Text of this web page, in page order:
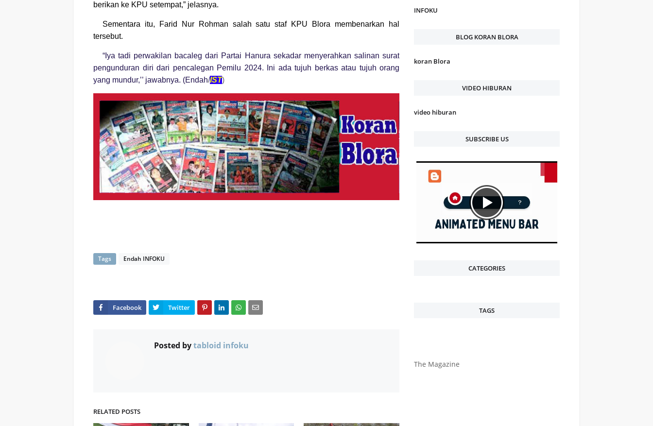
berikan ke KPU setempat,” jelasnya.
Sementara itu, Farid Nur Rohman salah satu staf KPU Blora membenarkan hal
tersebut.
“Iya tadi perwakilan bacaleg dari Partai Hanura sekadar menyerahkan salinan surat
pengunduran diri dari pencalegan Pemilu 2024. Ini ada tujuh berkas atau tujuh orang
yang mundur,’’ jawabnya. (Endah/IST)
Tags Endah INFOKU
Posted bytabloid infoku
RELATED POSTS
INFOKU
BLOG KORAN BLORA
koran Blora
VIDEO HIBURAN
video hiburan
SUBSCRIBE US
CATEGORIES
TAGS
The Magazine